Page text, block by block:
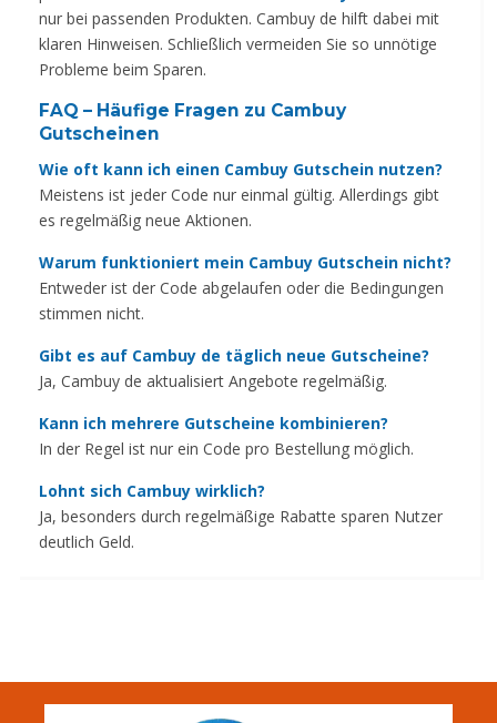
nur bei passenden Produkten. Cambuy de hilft dabei mit
klaren Hinweisen. Schließlich vermeiden Sie so unnötige
Probleme beim Sparen.
FAQ – Häufige Fragen zu Cambuy
Gutscheinen
Wie oft kann ich einen Cambuy Gutschein nutzen?
Meistens ist jeder Code nur einmal gültig. Allerdings gibt
es regelmäßig neue Aktionen.
Warum funktioniert mein Cambuy Gutschein nicht?
Entweder ist der Code abgelaufen oder die Bedingungen
stimmen nicht.
Gibt es auf Cambuy de täglich neue Gutscheine?
Ja, Cambuy de aktualisiert Angebote regelmäßig.
Kann ich mehrere Gutscheine kombinieren?
In der Regel ist nur ein Code pro Bestellung möglich.
Lohnt sich Cambuy wirklich?
Ja, besonders durch regelmäßige Rabatte sparen Nutzer
deutlich Geld.